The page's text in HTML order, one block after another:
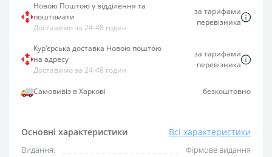
Основні характеристики Всі характеристики
Видання:
Фірмове видання
Новою Поштою у відділення та
поштомати
Доставимо за 24-48 годин
за тарифами
перевізника
Кур'єрська доставка Новою поштою
на адресу
Доставимо за 24-48 годин
за тарифами
перевізника
Самовивіз в Харкові безкоштовно